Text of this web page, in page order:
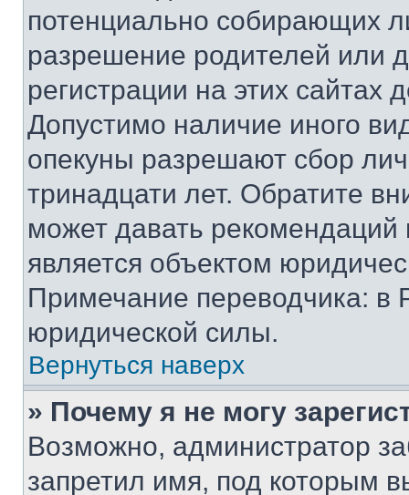
потенциально собирающих
разрешение родителей или
регистрации на этих сайтах
Допустимо наличие иного
опекуны разрешают сбор
тринадцати лет. Обратите
может давать
является объектом
Примечание переводчика: в
юридической силы.
Вернуться наверх
» Почему я не могу
Возможно, администратор
запретил имя, под которым